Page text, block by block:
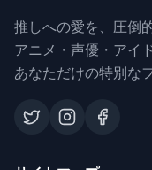
推しへの愛を、圧倒
アニメ・声優・アイ
あなただけの特別な